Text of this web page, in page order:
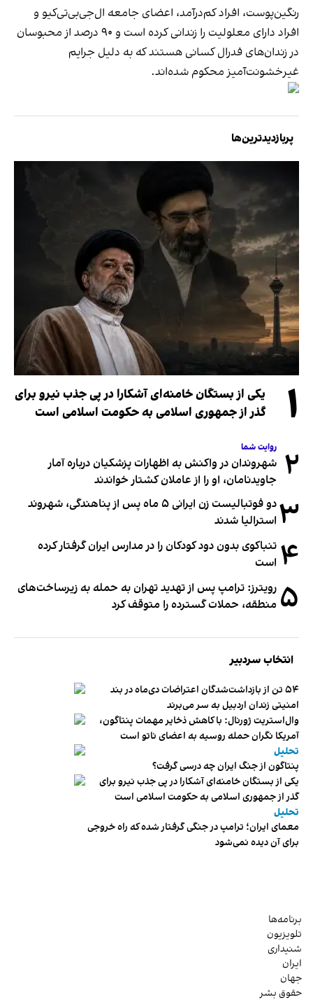
رنگین‌پوست، افراد کم‌درآمد، اعضای جامعه ال‌جی‌بی‌تی‌کیو و
افراد دارای معلولیت را زندانی کرده است و ۹۰ درصد از محبوسان
در زندان‌های فدرال کسانی هستند که به دلیل جرایم
غیرخشونت‌آمیز محکوم شده‌اند.
پربازدیدترین‌ها
۱
یکی از بستگان خامنه‌ای آشکارا در پی جذب نیرو برای
گذر از جمهوری اسلامی به حکومت اسلامی است
۲ روایت شما
شهروندان در واکنش به اظهارات پزشکیان درباره آمار
جاویدنامان، او را از عاملان کشتار خواندند
۳
دو فوتبالیست زن ایرانی ۵ ماه پس از پناهندگی، شهروند
استرالیا شدند
۴ تنباکوی بدون دود کودکان را در مدارس ایران گرفتار کرده
است
۵ رویترز: ترامپ پس از تهدید تهران به حمله به زیرساخت‌های
منطقه، حملات گسترده را متوقف کرد
انتخاب سردبیر
۵۴ تن از بازداشت‌شدگان اعتراضات دی‌ماه در بند
امنیتی زندان اردبیل به سر می‌برند
وال‌استریت ژورنال: با کاهش ذخایر مهمات پنتاگون،
آمریکا نگران حمله روسیه به اعضای ناتو‌ است
تحلیل
پنتاگون از جنگ ایران چه درسی گرفت؟
یکی از بستگان خامنه‌ای آشکارا در پی جذب نیرو برای
گذر از جمهوری اسلامی به حکومت اسلامی است
تحلیل
معمای ایران؛ ترامپ در جنگی گرفتار شده که راه خروجی
برای آن دیده نمی‌شود
برنامه‌ها
تلویزیون
شنیداری
ایران
جهان
حقوق بشر